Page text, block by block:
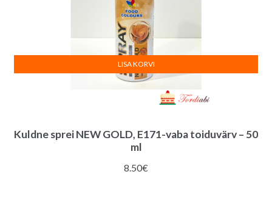
Kuldne sprei NEW GOLD, E171-vaba toiduvärv – 50
ml
8.50€
LISA KORVI